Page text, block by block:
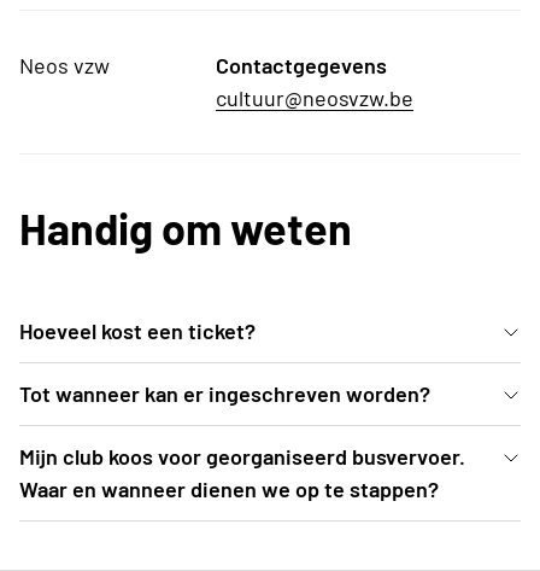
Neos vzw
Contactgegevens
cultuur@neosvzw.be
Handig om weten
Hoeveel kost een ticket?
Een ticket categorie 1 (= parterre + eerste rijen 1e
balkon) kost 56 EUR. Een ticket categorie 2
bedraagt 46 EUR.
Tot wanneer kan er ingeschreven worden?
Inschrijven kan uiterlijk t.e.m. 2 oktober 2026 of tot
zolang de voorraad strekt (= teller op 0 -> als
deelnemers kom je automatisch op wachtlijst
Mijn club koos voor georganiseerd busvervoer.
Waar en wanneer dienen we op te stappen?